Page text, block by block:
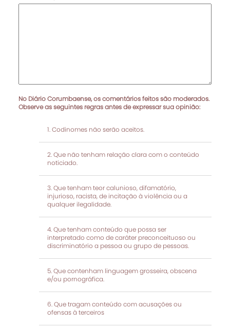
No Diário Corumbaense, os comentários feitos são moderados.
Observe as seguintes regras antes de expressar sua opinião:
Codinomes não serão aceitos.
Que não tenham relação clara com o conteúdo
noticiado.
Que tenham teor calunioso, difamatório,
injurioso, racista, de incitação à violência ou a
qualquer ilegalidade.
Que tenham conteúdo que possa ser
interpretado como de caráter preconceituoso ou
discriminatório a pessoa ou grupo de pessoas.
Que contenham linguagem grosseira, obscena
e/ou pornográfica.
Que tragam conteúdo com acusações ou
ofensas à terceiros